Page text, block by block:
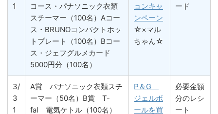
1
コース・パナソニック衣類
スチーマー（100名）Aコー
ス・BRUNOコンパクトホッ
トプレート（100名）Bコー
ス・ジェフグルメカード
5000円分（100名）
ョンキャ
ンペーン
☆×マル
ちゃん☆
ード
3/
3
1
A賞 パナソニック衣類スチ
ーマー（50名）B賞 T-
fal 電気ケトル（100名）
P＆G
ジェルボ
ールを買
必要金額
分のレシ
ート